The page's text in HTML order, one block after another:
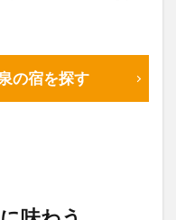
の宿を探す